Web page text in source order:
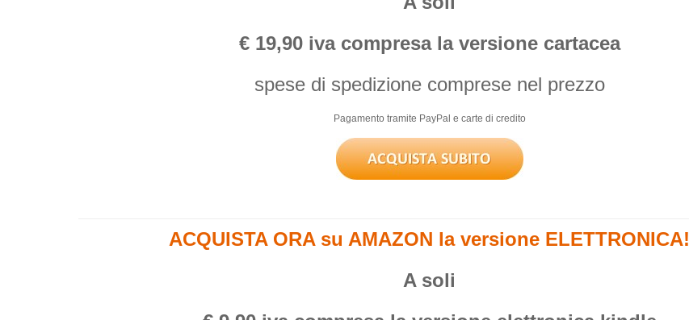
€ 19,90 iva compresa la versione cartacea
spese di spedizione comprese nel prezzo
Pagamento tramite PayPal e carte di credito
ACQUISTA ORA su AMAZON la versione ELETTRONICA!
A soli